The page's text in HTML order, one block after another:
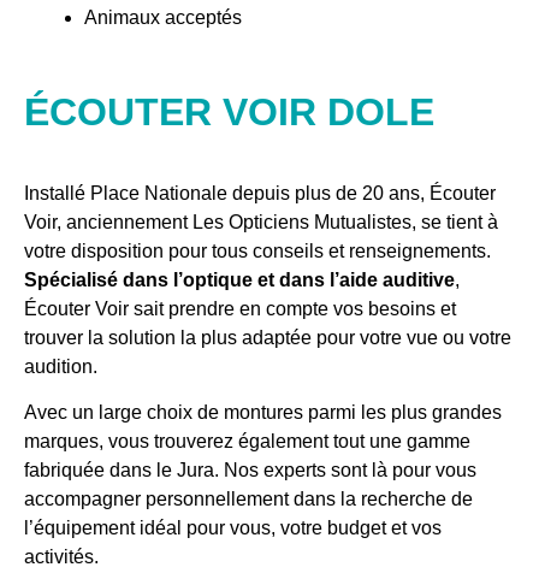
Animaux acceptés
ÉCOUTER VOIR DOLE
Installé Place Nationale depuis plus de 20 ans, Écouter
Voir, anciennement Les Opticiens Mutualistes, se tient à
votre disposition pour tous conseils et renseignements.
Spécialisé dans l’optique et dans l’aide auditive,
Écouter Voir sait prendre en compte vos besoins et
trouver la solution la plus adaptée pour votre vue ou votre
audition.
Avec un large choix de montures parmi les plus grandes
marques, vous trouverez également tout une gamme
fabriquée dans le Jura. Nos experts sont là pour vous
accompagner personnellement dans la recherche de
l’équipement idéal pour vous, votre budget et vos
activités.